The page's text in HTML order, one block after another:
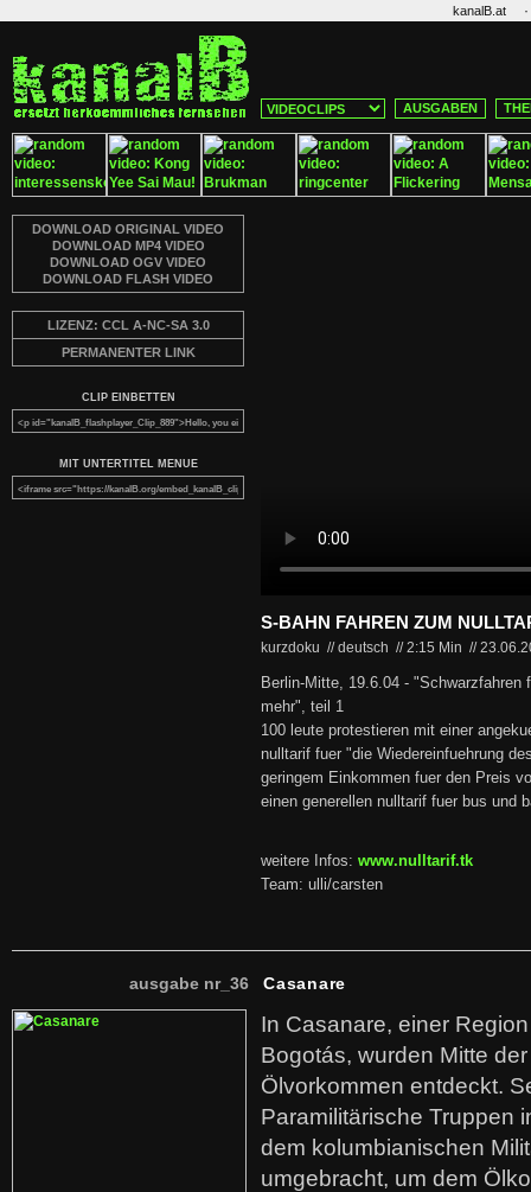
kanalB.at ·
AUSGABEN
DOWNLOAD ORIGINAL VIDEO
DOWNLOAD MP4 VIDEO
DOWNLOAD OGV VIDEO
DOWNLOAD FLASH VIDEO
LIZENZ: CCL A-NC-SA 3.0
PERMANENTER LINK
CLIP EINBETTEN
MIT UNTERTITEL MENUE
S-BAHN FAHREN ZUM
kurzdoku // deutsch //2:15 Min //
Berlin-Mitte, 19.6.04 -
mehr", teil 1
100 leute protestieren mit einer
nulltarif fuer "die Wiedereinfuehrung
geringem Einkommen fuer den Preis
einen generellen nulltarif fuer bus und
weitere Infos: www.nulltarif.tk
Team: ulli/carsten
ausgabe nr_36 Casanare
In Casanare, einer
Bogotás, wurden Mitte
Ölvorkommen entdeckt.
Paramilitärische Truppen
dem kolumbianischen
umgebracht, um dem